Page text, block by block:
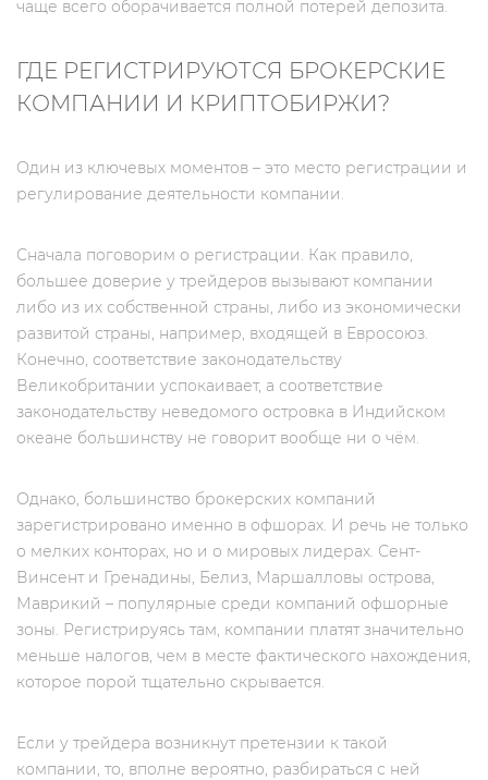
чаще всего оборачивается полной потерей депозита.
ГДЕ РЕГИСТРИРУЮТСЯ БРОКЕРСКИЕ
КОМПАНИИ И КРИПТОБИРЖИ?
Один из ключевых моментов – это место регистрации и
регулирование деятельности компании.
Сначала поговорим о регистрации. Как правило,
большее доверие у трейдеров вызывают компании
либо из их собственной страны, либо из экономически
развитой страны, например, входящей в Евросоюз.
Конечно, соответствие законодательству
Великобритании успокаивает, а соответствие
законодательству неведомого островка в Индийском
океане большинству не говорит вообще ни о чём.
Однако, большинство брокерских компаний
зарегистрировано именно в офшорах. И речь не только
о мелких конторах, но и о мировых лидерах. Сент-
Винсент и Гренадины, Белиз, Маршалловы острова,
Маврикий – популярные среди компаний офшорные
зоны. Регистрируясь там, компании платят значительно
меньше налогов, чем в месте фактического нахождения,
которое порой тщательно скрывается.
Если у трейдера возникнут претензии к такой
компании, то, вполне вероятно, разбираться с ней